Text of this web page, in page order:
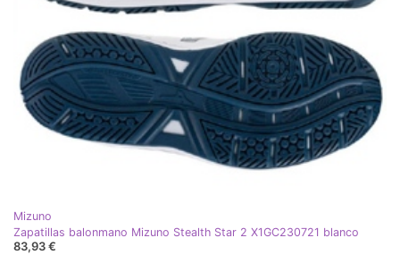
Mizuno
Zapatillas balonmano Mizuno Stealth Star 2 X1GC230721 blanco
83,93 €